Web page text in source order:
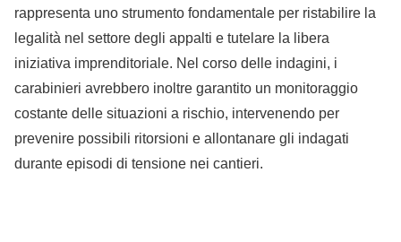
rappresenta uno strumento fondamentale per ristabilire la
legalità nel settore degli appalti e tutelare la libera
iniziativa imprenditoriale. Nel corso delle indagini, i
carabinieri avrebbero inoltre garantito un monitoraggio
costante delle situazioni a rischio, intervenendo per
prevenire possibili ritorsioni e allontanare gli indagati
durante episodi di tensione nei cantieri.